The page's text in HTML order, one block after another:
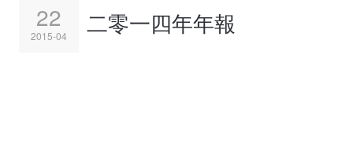
22
2015-04 二零一四年年報